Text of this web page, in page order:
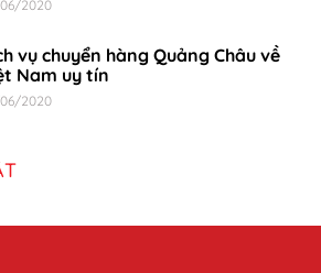
2020
vụ chuyển hàng Quảng Châu về
Nam uy tín
2020